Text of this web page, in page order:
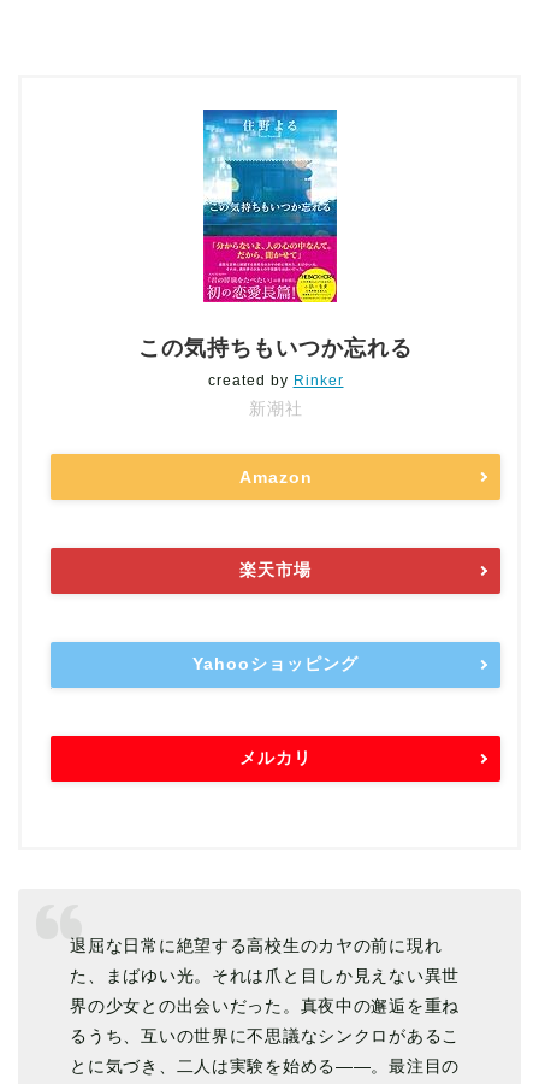
この気持ちもいつか忘れる
created by Rinker
新潮社
Amazon
楽天市場
Yahooショッピング
メルカリ
退屈な日常に絶望する高校生のカヤの前に現れ
た、まばゆい光。それは爪と目しか見えない異世
界の少女との出会いだった。真夜中の邂逅を重ね
るうち、互いの世界に不思議なシンクロがあるこ
とに気づき、二人は実験を始める――。最注目の